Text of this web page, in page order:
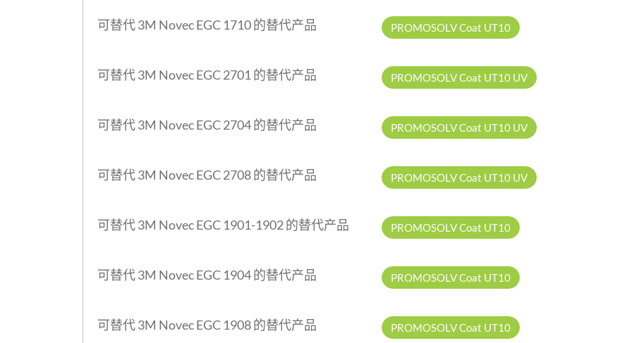
可替代3M Novec EGC 1710的替代产品 PROMOSOLV Coat UT10
可替代3M Novec EGC 2701 的替代产品 PROMOSOLV Coat UT10 UV
可替代3M Novec EGC 2704的替代产品 PROMOSOLV Coat UT10 UV
可替代3M Novec EGC 2708的替代产品 PROMOSOLV Coat UT10 UV
可替代3M Novec EGC 1901-1902的替代产品 PROMOSOLV Coat UT10
可替代3M Novec EGC 1904的替代产品 PROMOSOLV Coat UT10
可替代3M Novec EGC 1908的替代产品 PROMOSOLV Coat UT10